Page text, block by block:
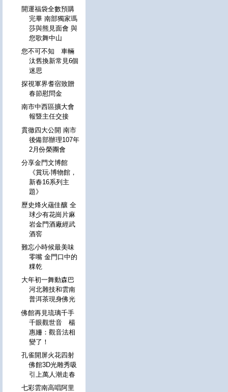
開運福袋全數預購
完畢 南部獨家瑪
莎與熊見面會 與
您歌舞中山
您不可不知 車輛
汰舊換新常見6個
迷思
探視軍界耆宿致贈
春節慰問金
南市中西區擴大會
報暨主任交接
貫徹四大公開 南市
後備部辦理107年
2月份榮團會
分享金門文博館
《賞玩‧博物館，
新春16系列主
題》
歷史烽火蘊佳釀 全
球少有花崗片麻
岩金門酒廠經武
酒窖
難忘小時候最美味
零嘴 金門口中的
粿乾
大年初一舞動森巴
河北雜技和雲南
普洱茶現身佛光
佛館再見琉璃千手
千眼觀世音 楊
惠姍：觀音法相
變了！
孔雀開屏火花四射
佛館3D光雕秀吸
引上萬人潮走春
七彩雲南高唱阿里